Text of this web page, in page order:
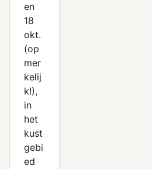
en
18
okt.
(op
mer
kelij
k!),
in
het
kust
gebi
ed